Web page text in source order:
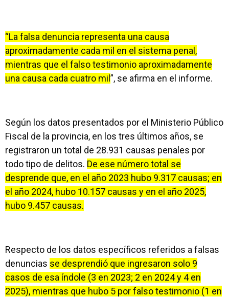
“La falsa denuncia representa una causa
aproximadamente cada mil en el sistema penal,
mientras que el falso testimonio aproximadamente
una causa cada cuatro mil ”, se afirma en el informe.
Según los datos presentados por el Ministerio Público
Fiscal de la provincia, en los tres últimos años, se
registraron un total de 28.931 causas penales por
todo tipo de delitos. De ese número total se
desprende que, en el año 2023 hubo 9.317 causas; en
el año 2024, hubo 10.157 causas y en el año 2025,
hubo 9.457 causas.
Respecto de los datos específicos referidos a falsas
denuncias se desprendió que ingresaron solo 9
casos de esa índole (3 en 2023; 2 en 2024 y 4 en
2025), mientras que hubo 5 por falso testimonio (1 en